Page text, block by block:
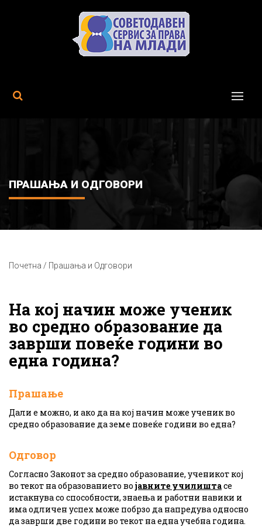
MENU
ПРАШАЊА И ОДГОВОРИ
Почетна / Прашања и Одговори
На кој начин може ученик
во средно образование да
заврши повеќе години во
една година?
Прашање
Дали е можно, и ако да на кој начин може ученик во
средно образование да земе повеќе години во една?
Одговор
Согласно Законот за средно образование, ученикот кој
во текот на образованието во јавните училиштасе
истакнува со способности, знаења и работни навики и
има одличен успех може побрзо да напредува односно
да заврши две години во текот на една учебна година.